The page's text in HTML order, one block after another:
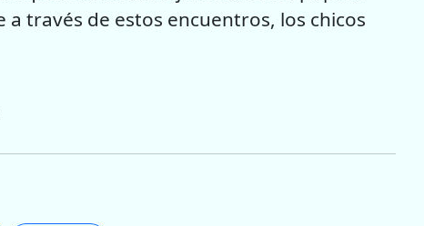
a través de estos encuentros, los chicos